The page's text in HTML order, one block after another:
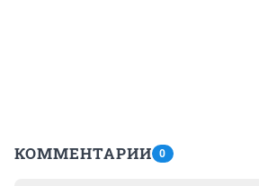
КОММЕНТАРИИ 0